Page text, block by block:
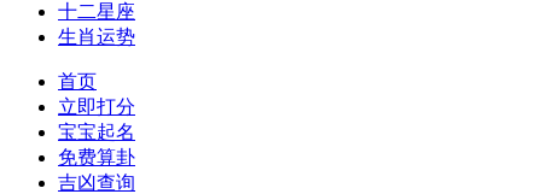
十二星座
生肖运势
首页
立即打分
宝宝起名
免费算卦
吉凶查询